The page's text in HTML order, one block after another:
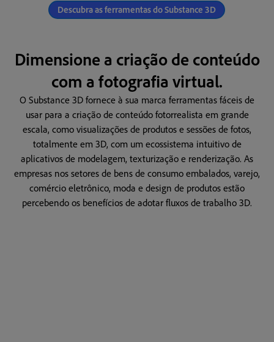
Descubra as ferramentas do Substance 3D
Dimensione a criação de conteúdo
com a fotografia virtual.
O Substance 3D fornece à sua marca ferramentas fáceis de
usar para a criação de conteúdo fotorrealista em grande
escala, como visualizações de produtos e sessões de fotos,
totalmente em 3D, com um ecossistema intuitivo de
aplicativos de modelagem, texturização e renderização. As
empresas nos setores de bens de consumo embalados, varejo,
comércio eletrônico, moda e design de produtos estão
percebendo os benefícios de adotar fluxos de trabalho 3D.